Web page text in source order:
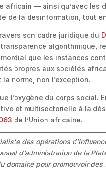
africain — ainsi qu’avec
de la désinformation, tout
son cadre juridique du
algorithmique,
que les instances
propres aux sociétés
norme, non l’exception.
l’oxygène du corps
et multisectorielle à la
de l’Union africaine.
des opérations
d’administration de la
domaine pour promouvoir